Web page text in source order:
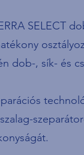
SELECT
dob-, sík- és